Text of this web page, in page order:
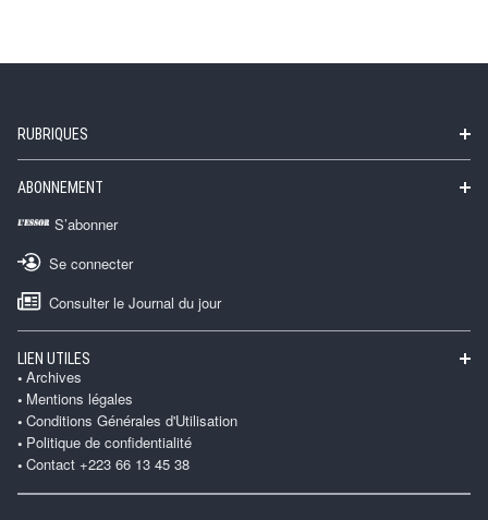
RUBRIQUES
ABONNEMENT
S’abonner
Se connecter
Consulter le Journal du jour
LIEN UTILES
Archives
Mentions légales
Conditions Générales d'Utilisation
Politique de confidentialité
Contact +223 66 13 45 38